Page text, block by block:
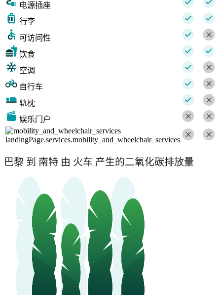
电源插座
行李
可访问性
饮食
空调
自行车
轨枕
娱乐门户
landingPage.services.mobility_and_wheelchair_services
巴黎 到 南特 由 火车 产生的二氧化碳排放量